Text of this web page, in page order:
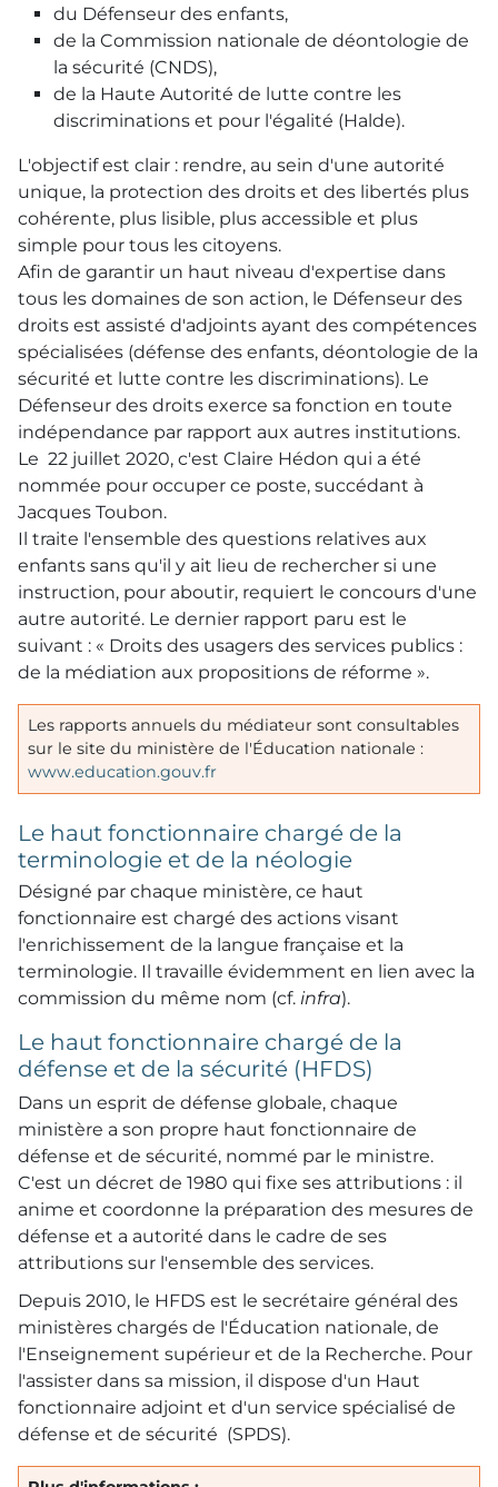
du Défenseur des enfants,
de la Commission nationale de déontologie de
la sécurité (CNDS),
de la Haute Autorité de lutte contre les
discriminations et pour l'égalité (Halde).
L'objectif est clair : rendre, au sein d'une autorité
unique, la protection des droits et des libertés plus
cohérente, plus lisible, plus accessible et plus
simple pour tous les citoyens.
Afin de garantir un haut niveau d'expertise dans
tous les domaines de son action, le Défenseur des
droits est assisté d'adjoints ayant des compétences
spécialisées (défense des enfants, déontologie de la
sécurité et lutte contre les discriminations). Le
Défenseur des droits exerce sa fonction en toute
indépendance par rapport aux autres institutions.
Le 22 juillet 2020, c'est Claire Hédon qui a été
nommée pour occuper ce poste, succédant à
Jacques Toubon.
Il traite l'ensemble des questions relatives aux
enfants sans qu'il y ait lieu de rechercher si une
instruction, pour aboutir, requiert le concours d'une
autre autorité. Le dernier rapport paru est le
suivant : « Droits des usagers des services publics :
de la médiation aux propositions de réforme ».
Les rapports annuels du médiateur sont consultables
sur le site du ministère de l'Éducation nationale :
www.education.gouv.fr
Le haut fonctionnaire chargé de la
terminologie et de la néologie
Désigné par chaque ministère, ce haut
fonctionnaire est chargé des actions visant
l'enrichissement de la langue française et la
terminologie. Il travaille évidemment en lien avec la
commission du même nom (cf. infra).
Le haut fonctionnaire chargé de la
défense et de la sécurité (HFDS)
Dans un esprit de défense globale, chaque
ministère a son propre haut fonctionnaire de
défense et de sécurité, nommé par le ministre.
C'est un décret de 1980 qui fixe ses attributions : il
anime et coordonne la préparation des mesures de
défense et a autorité dans le cadre de ses
attributions sur l'ensemble des services.
Depuis 2010, le HFDS est le secrétaire général des
ministères chargés de l'Éducation nationale, de
l'Enseignement supérieur et de la Recherche. Pour
l'assister dans sa mission, il dispose d'un Haut
fonctionnaire adjoint et d'un service spécialisé de
défense et de sécurité (SPDS).